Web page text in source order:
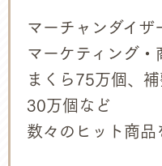
マーチャンダイザ
マーケティング・
まくら75万個、
30万個など
数々のヒット商品